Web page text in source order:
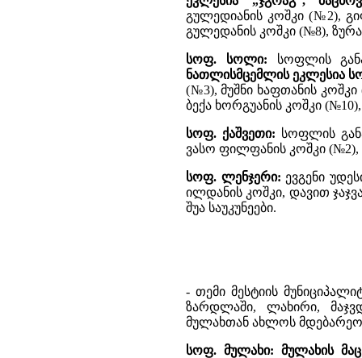
გულედიანის კოშკი (№2),
გულედანის კოშკი (№8),
სოფ. სოლი: სოფლის
ნათლისმცემლის ეკლესია
(№3), მუშნი ხაფთანის
ბექა ხორგუანის კოშკი
სოფ. ქაშვეთი: სოფლის
ვასო ფილფანის კოშკი
სოფ. ლენჯერი: ევგენი
ილდანის კოშკი, დავით
შუა საუკუნეები.
- თემი მესტიის
ზარდლაში, ლახირი,
მულახთან ახლოს
სოფ. მულახი: მულახის